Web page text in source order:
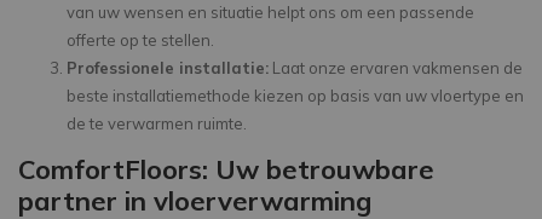
van uw wensen en situatie helpt ons om een passende
offerte op te stellen.
Professionele installatie: Laat onze ervaren vakmensen de
beste installatiemethode kiezen op basis van uw vloertype en
de te verwarmen ruimte.
ComfortFloors: Uw betrouwbare
partner in vloerverwarming